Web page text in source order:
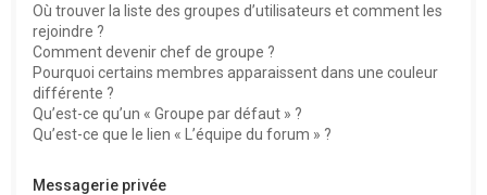
Où trouver la liste des groupes d’utilisateurs et comment les
rejoindre ?
Comment devenir chef de groupe ?
Pourquoi certains membres apparaissent dans une couleur
différente ?
Qu’est-ce qu’un « Groupe par défaut » ?
Qu’est-ce que le lien « L’équipe du forum » ?
Messagerie privée